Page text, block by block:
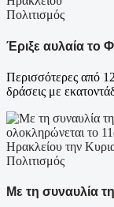
Πολιτισμός
Έριξε αυλαία το
Περισσότερες από
δράσεις με
Πολιτισμός
Με τη συναυλία